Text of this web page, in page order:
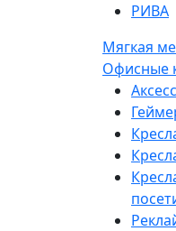
РИВА
Мягкая
Офисные